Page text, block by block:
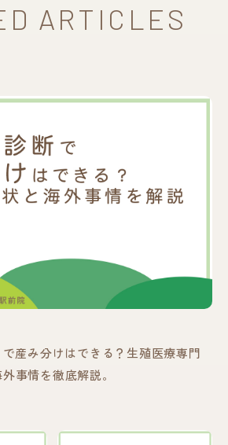
ARTICLES
産み分けはできる？生殖医療専門
事情を徹底解説。